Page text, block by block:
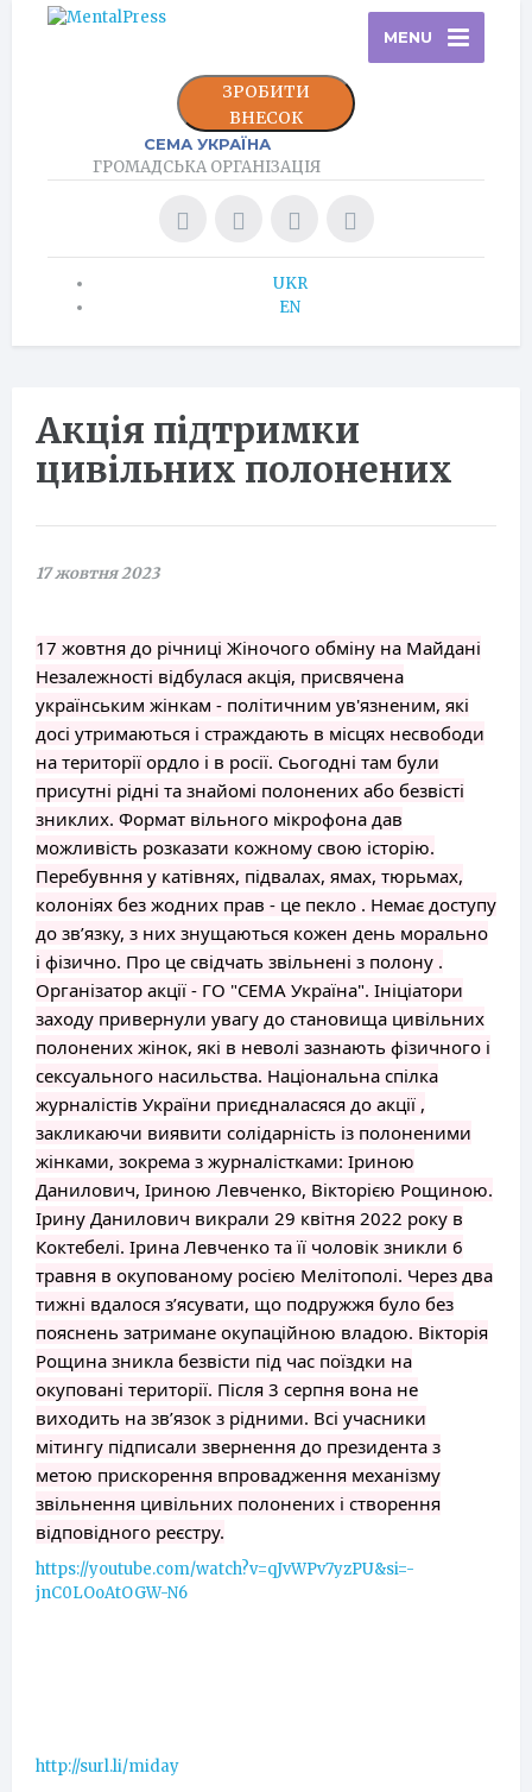
MENU
ЗРОБИТИ
ВНЕСОК
СЕМА УКРАЇНА
ГРОМАДСЬКА ОРГАНІЗАЦІЯ
UKR
EN
Акція підтримки
цивільних полонених
17 жовтня 2023
17 жовтня до річниці Жіночого обміну на Майдані
Незалежності відбулася акція, присвячена
українським жінкам - політичним ув'язненим, які
досі утримаються і страждають в місцях несвободи
на території ордло і в росії. Сьогодні там були
присутні рідні та знайомі полонених або безвісті
зниклих. Формат вільного мікрофона дав
можливість розказати кожному свою історію.
Перебувння у катівнях, підвалах, ямах, тюрьмах,
колоніях без жодних прав - це пекло . Немає доступу
до зв’язку, з них знущаються кожен день морально
і фізично. Про це свідчать звільнені з полону .
Організатор акції - ГО "СЕМА Україна". Ініціатори
заходу привернули увагу до становища цивільних
полонених жінок, які в неволі зазнають фізичного і
сексуального насильства. Національна спілка
журналістів України приєдналасяся до акції ,
закликаючи виявити солідарність із полоненими
жінками, зокрема з журналістками: Іриною
Данилович, Іриною Левченко, Вікторією Рощиною.
Ірину Данилович викрали 29 квітня 2022 року в
Коктебелі. Ірина Левченко та її чоловік зникли 6
травня в окупованому росією Мелітополі. Через два
тижні вдалося з’ясувати, що подружжя було без
пояснень затримане окупаційною владою. Вікторія
Рощина зникла безвісти під час поїздки на
окуповані території. Після 3 серпня вона не
виходить на зв’язок з рідними. Всі учасники
мітингу підписали звернення до президента з
метою прискорення впровадження механізму
звільнення цивільних полонених і створення
відповідного реєстру.
https://youtube.com/watch?v=qJvWPv7yzPU&si=-
jnC0LOoAtOGW-N6
http://surl.li/miday